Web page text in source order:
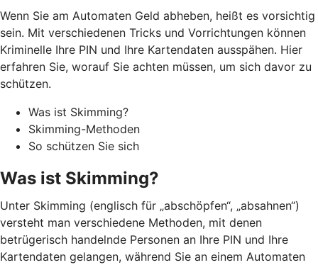
Wenn Sie am Automaten Geld abheben, heißt es vorsichtig
sein. Mit verschiedenen Tricks und Vorrichtungen können
Kriminelle Ihre PIN und Ihre Kartendaten ausspähen. Hier
erfahren Sie, worauf Sie achten müssen, um sich davor zu
schützen.
Was ist Skimming?
Skimming-Methoden
So schützen Sie sich
Was ist Skimming?
Unter Skimming (englisch für „abschöpfen“, „absahnen“)
versteht man verschiedene Methoden, mit denen
betrügerisch handelnde Personen an Ihre PIN und Ihre
Kartendaten gelangen, während Sie an einem Automaten